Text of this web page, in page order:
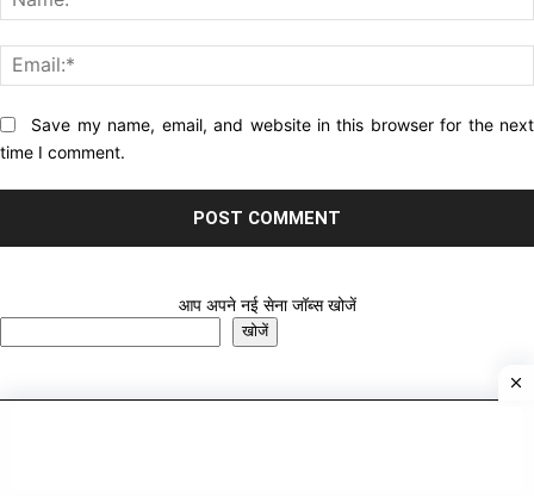
Website:Save my name, email, and website in this browser for the next
time I comment.
आप अपने नई सेना जॉब्स खोजें
खोजें